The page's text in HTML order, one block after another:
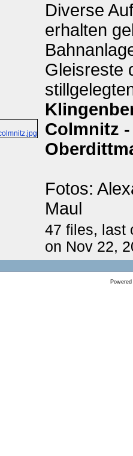
Diverse
erhalten
Gleisreste
Colmnitz -
Fotos:
Maul
47 files, last
on Nov 22,